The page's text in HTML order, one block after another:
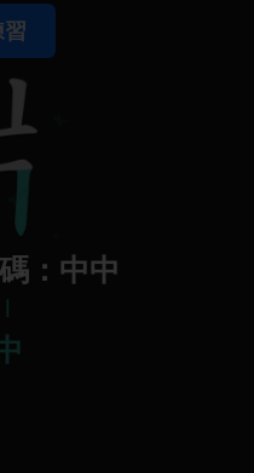
：中中
l